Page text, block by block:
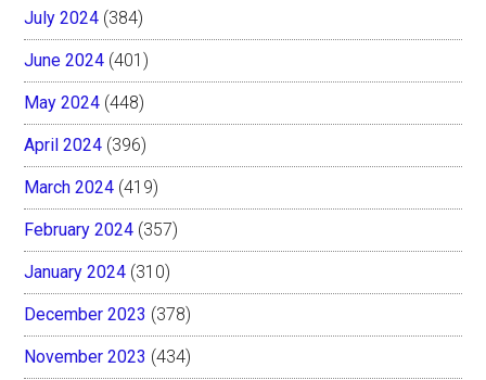
July 2024 (384)
June 2024 (401)
May 2024 (448)
April 2024 (396)
March 2024 (419)
February 2024 (357)
January 2024 (310)
December 2023 (378)
November 2023 (434)